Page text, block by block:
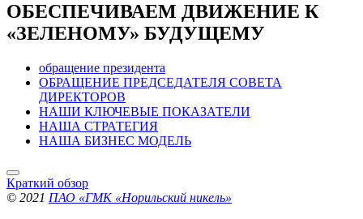
ОБЕСПЕЧИВАЕМ ДВИЖЕНИЕ К
«ЗЕЛЕНОМУ» БУДУЩЕМУ
обращение президента
ОБРАЩЕНИЕ ПРЕДСЕДАТЕЛЯ СОВЕТА
ДИРЕКТОРОВ
НАШИ КЛЮЧЕВЫЕ ПОКАЗАТЕЛИ
НАША СТРАТЕГИЯ
НАША БИЗНЕС МОДЕЛЬ
Краткий обзор
© 2021 ПАО «ГМК «Норильский никель»